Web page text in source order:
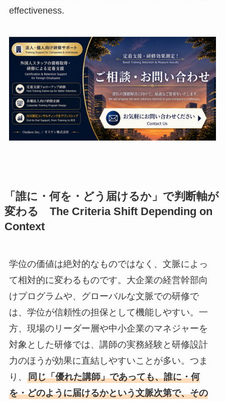
effectiveness.
「誰に・何を・どう届けるか」で判断軸が
変わる The Criteria Shift Depending on
Context
学位の価値は絶対的なものではなく、文脈によっ
て相対的に変わるものです。大企業の経営幹部向
けプログラムや、グローバルな文脈での研修で
は、学位が信頼性の担保として機能しやすい。一
方、現場のリーダー層や中小企業のマネジャーを
対象とした研修では、講師の実務経験と研修設計
力のほうが効果に直結しやすいことが多い。つま
り、 同じ「優れた講師」であっても、誰に・何
を・どのように届けるかという文脈次第で、その